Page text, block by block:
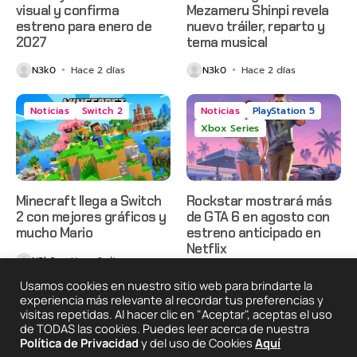
visual y confirma
estreno para enero de
2027
N3k0 Hace 2 días
Mezameru Shinpi revela
nuevo tráiler, reparto y
tema musical
N3k0 Hace 2 días
Noticias Switch 2
Minecraft llega a Switch
2 con mejores gráficos y
mucho Mario
N3k0 Hace 2 días
Noticias
PlayStation 5
Xbox Series
Rockstar mostrará más
de GTA 6 en agosto con
estreno anticipado en
Netflix
2025 © Degeneraciónx.com | Anime, Games & Nothing
Else
Usamos cookies en nuestro sitio web para brindarte la
experiencia más relevante al recordar tus preferencias y
visitas repetidas. Al hacer clic en "Aceptar", aceptas el uso
de TODAS las cookies. Puedes leer acerca de nuestra
Política de Privacidad y del uso de Cookies Aquí